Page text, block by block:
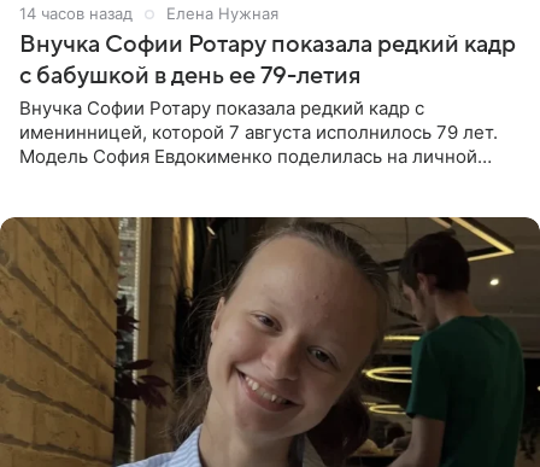
14 часов назад Елена Нужная
Внучка Софии Ротару показала редкий кадр
с бабушкой в день ее 79-летия
Внучка Софии Ротару показала редкий кадр с
именинницей, которой 7 августа исполнилось 79 лет.
Модель София Евдокименко поделилась на личной